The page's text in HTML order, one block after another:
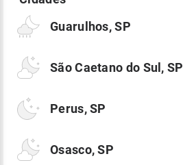
Guarulhos, SP
São Caetano do Sul, SP
Perus, SP
Osasco, SP